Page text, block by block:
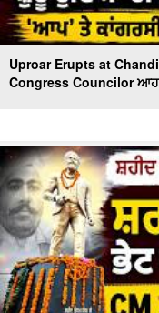
Uproar Erupts at
Congress Councilor